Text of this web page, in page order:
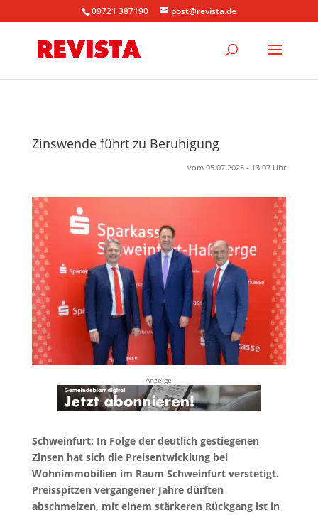
09721 387190 post@revista.de
Zinswende führt zu Beruhigung
vom 05.07.2023 - 13:07 Uhr
Anzeige
Schweinfurt: In Folge der deutlich gestiegenen
Zinsen hat sich die Preisentwicklung bei
Wohnimmobilien im Raum Schweinfurt verstetigt.
Preisspitzen vergangener Jahre dürften
abschmelzen, mit einem stärkeren Rückgang ist in